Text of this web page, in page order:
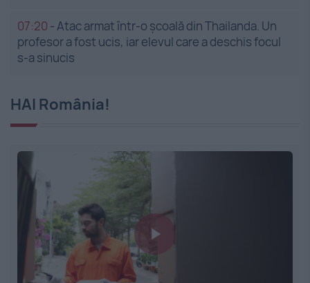
07:20 -Atac armat într-o școală din Thailanda. Un
profesor a fost ucis, iar elevul care a deschis focul
s-a sinucis
HAI România!